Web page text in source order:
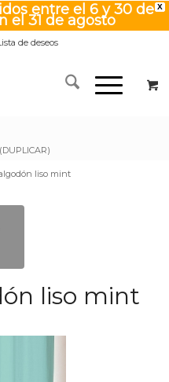
X
entre el 6 y 30 de
el 31 de agosto
de deseos
liso mint
liso mint